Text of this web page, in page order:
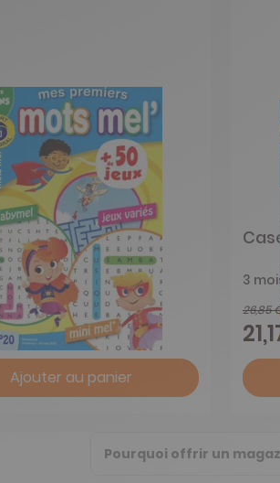
mots mel'
€ -24%
Ajouter au panier
3
26,85
Pourquoi offrir un